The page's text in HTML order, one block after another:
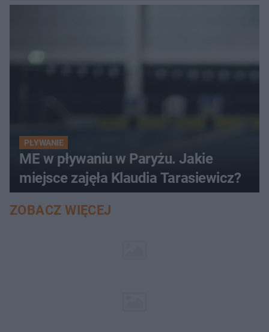
PŁYWANIE
ME w pływaniu w Paryżu. Jakie
miejsce zajęła Klaudia Tarasiewicz?
ZOBACZ WIĘCEJ